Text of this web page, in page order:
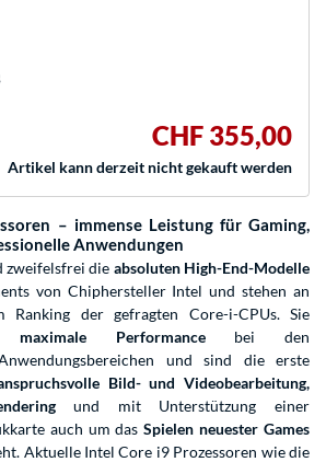
CHF 355,00
Artikel kann derzeit nicht gekauft werden
– immense Leistung für Gaming,
Anwendungen
zweifelsfrei die absoluten High-End-Modelle
von Chiphersteller Intel und stehen an
Ranking der gefragten Core-i-CPUs. Sie
maximale Performancebei den
und sind die erste
Bild- und Videobearbeitung,
und mit Unterstützung einer
auch um dasSpielen neuester Games
Aktuelle Intel Core i9 Prozessoren wie die